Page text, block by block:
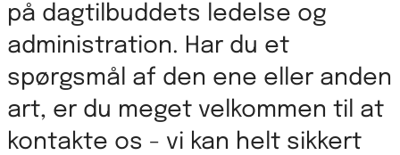
på dagtilbuddets ledelse og
administration. Har du et
spørgsmål af den ene eller anden
art, er du meget velkommen til at
kontakte os - vi kan helt sikkert